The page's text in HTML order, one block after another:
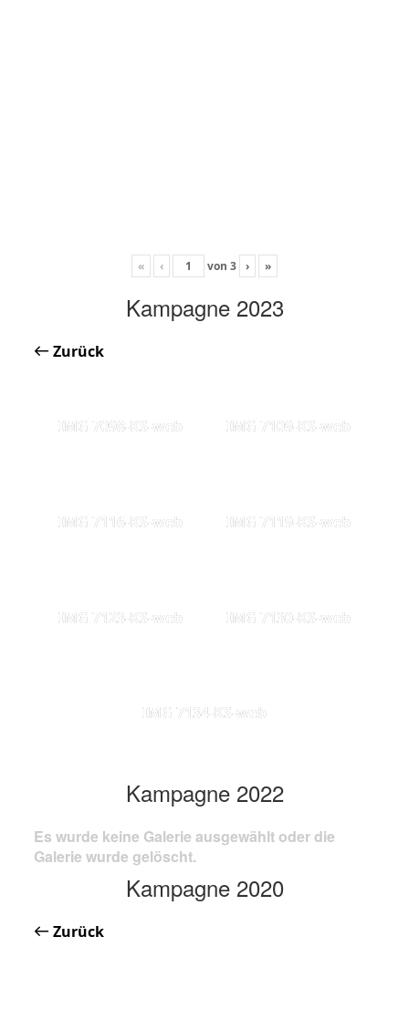
« ‹ von 3 › »
Kampagne 2023
Zurück
IMG 7098-KS-web IMG 7109-KS-web
IMG 7116-KS-web IMG 7119-KS-web
IMG 7123-KS-web IMG 7130-KS-web
IMG 7134-KS-web
Kampagne 2022
Es wurde keine Galerie ausgewählt oder die
Galerie wurde gelöscht.
Kampagne 2020
Zurück